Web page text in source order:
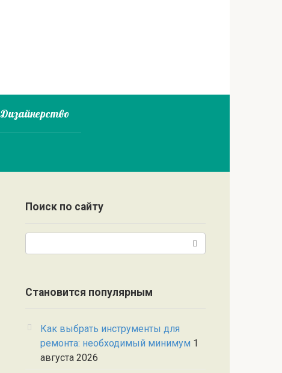
Дизайнерство
Поиск по сайту
Становится популярным
Как выбрать инструменты для
ремонта: необходимый минимум 1
августа 2026